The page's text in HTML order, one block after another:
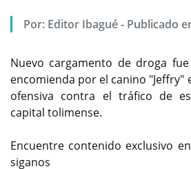
Por: Editor Ibagué - Publicado
Nuevo cargamento de droga
encomienda por el canino "Jeffry"
ofensiva contra el tráfico de
capital tolimense.
Encuentre contenido exclusivo
siganos